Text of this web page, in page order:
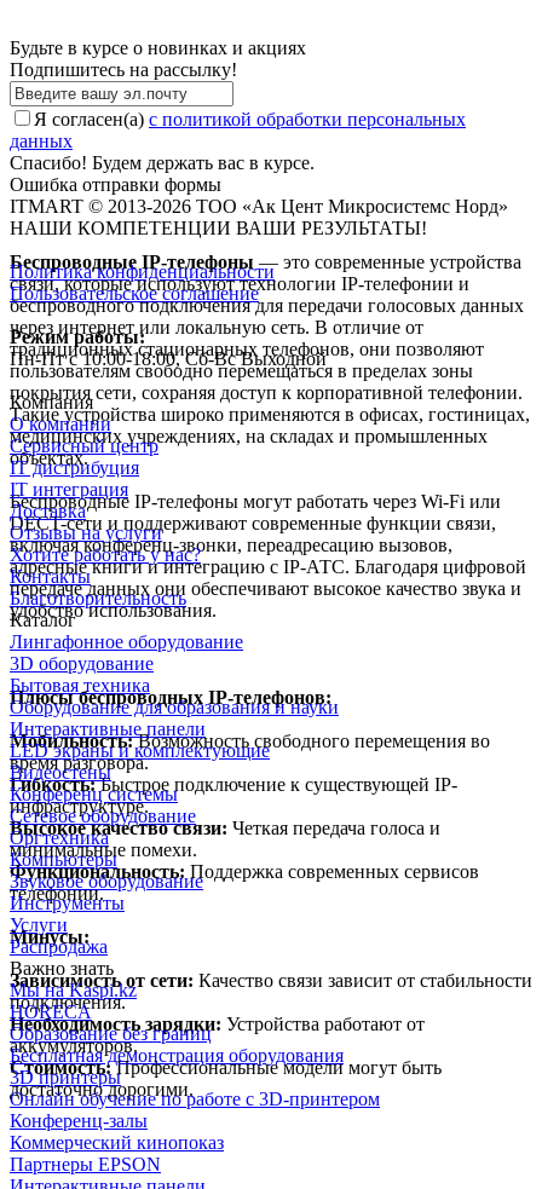
Беспроводные IP-телефоны — это современные устройства
связи, которые используют технологии IP-телефонии и
беспроводного подключения для передачи голосовых данных
через интернет или локальную сеть. В отличие от
традиционных стационарных телефонов, они позволяют
пользователям свободно перемещаться в пределах зоны
покрытия сети, сохраняя доступ к корпоративной телефонии.
Такие устройства широко применяются в офисах, гостиницах,
медицинских учреждениях, на складах и промышленных
объектах.
Беспроводные IP-телефоны могут работать через Wi-Fi или
DECT-сети и поддерживают современные функции связи,
включая конференц-звонки, переадресацию вызовов,
адресные книги и интеграцию с IP-АТС. Благодаря цифровой
передаче данных они обеспечивают высокое качество звука и
удобство использования.
Плюсы беспроводных IP-телефонов:
Мобильность:Возможность свободного перемещения во
время разговора.
Гибкость:Быстрое подключение к существующей IP-
инфраструктуре.
Высокое качество связи: Четкая передача голоса и
минимальные помехи.
Функциональность: Поддержка современных сервисов
телефонии.
Минусы:
Зависимость от сети: Качество связи зависит от стабильности
подключения.
Необходимость зарядки: Устройства работают от
аккумуляторов.
Стоимость:Профессиональные модели могут быть
достаточно дорогими.
Будьте в курсе о новинках и акциях
Подпишитесь на рассылкy!
Я согласен(a) с политикой обработки персональных
данных
Спасибо! Будем держать вас в курсе.
Ошибка отправки формы
ITMART © 2013-2026 ТОО «Ак Цент Микросистемс Норд»
НАШИ КОМПЕТЕНЦИИ ВАШИ РЕЗУЛЬТАТЫ!
Политика конфиденциальности
Пользовательское соглашение
Режим работы:
Пн-Пт с 10:00-18:00, Сб-Вс Выходной
Компания
О компании
Сервисный центр
IT дистрибуция
IT интеграция
Доставка
Отзывы на услуги
Хотите работать у нас?
Контакты
Благотворительность
Каталог
Лингафонное оборудование
3D оборудование
Бытовая техника
Оборудование для образования и науки
Интерактивные панели
LED экраны и комплектующие
Видеостены
Конференц системы
Сетевое оборудование
Оргтехника
Компьютеры
Звуковое оборудование
Инструменты
Услуги
Распродажа
Важно знать
Мы на Kaspi.kz
HORECA
Образование без границ
Бесплатная демонстрация оборудования
3D принтеры
Онлайн обучение по работе с 3D-принтером
Конференц-залы
Коммерческий кинопоказ
Партнеры EPSON